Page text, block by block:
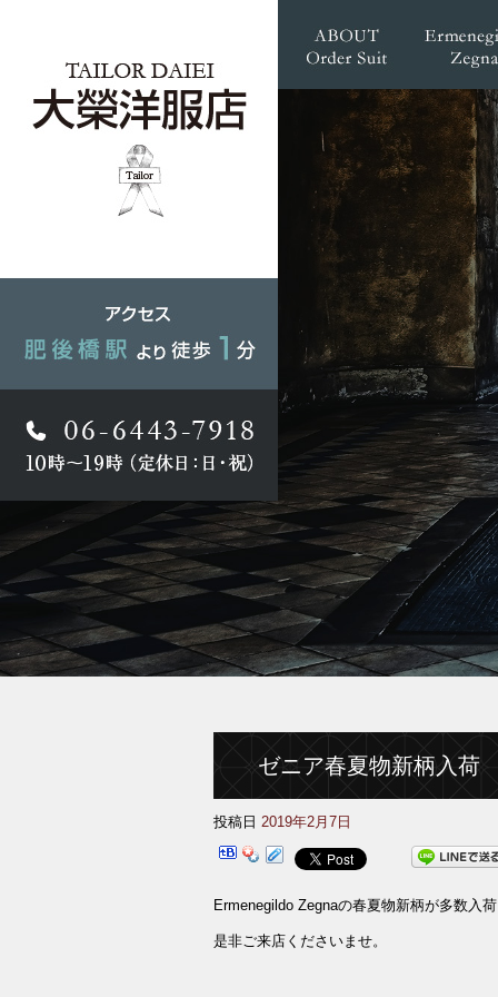
ゼニア春夏物新柄入荷
投稿日 2019年2月7日
Ermenegildo Zegnaの春夏物新柄が多数入
是非ご来店くださいませ。